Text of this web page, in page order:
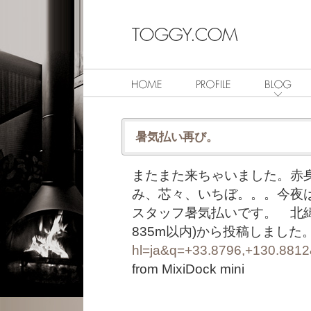
暑気払い再び。
またまた来ちゃいました。
み、芯々、いちぼ。。。今夜
スタッフ暑気払いです。 北
835m以内)から投稿しました
from MixiDock mini